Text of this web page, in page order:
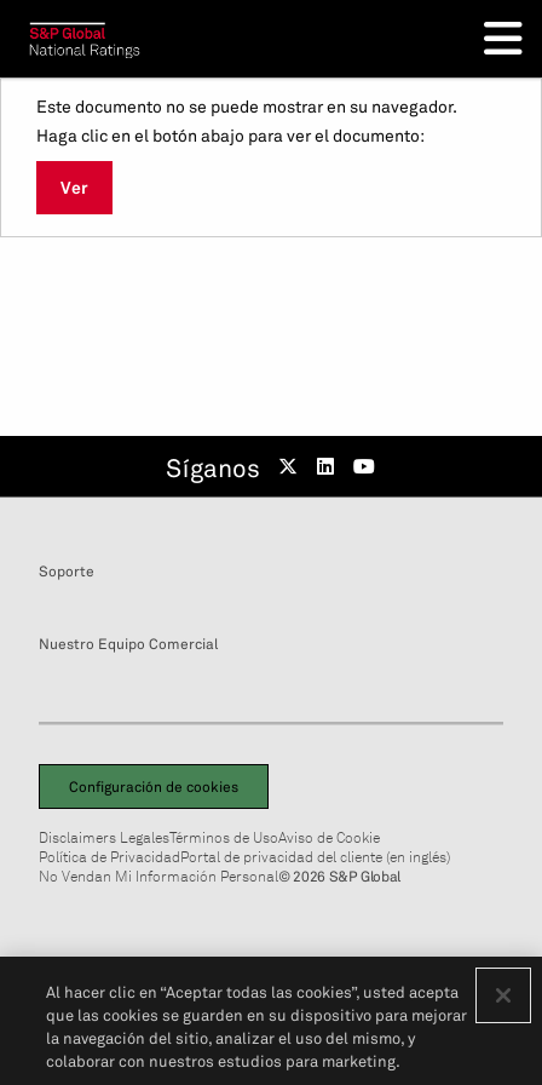
Este documento no se puede mostrar en su navegador.
Haga clic en el botón abajo para ver el documento:
Ver
Síganos
Soporte
Nuestro Equipo Comercial
Configuración de cookies
Disclaimers LegalesTérminos de UsoAviso de Cookie
Política de PrivacidadPortal de privacidad del cliente (en inglés)
No Vendan Mi Información Personal© 2026 S&P Global
Al hacer clic en “Aceptar todas las cookies”, usted acepta
que las cookies se guarden en su dispositivo para mejorar
la navegación del sitio, analizar el uso del mismo, y
colaborar con nuestros estudios para marketing.